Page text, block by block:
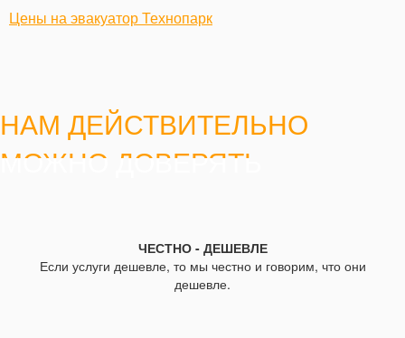
Цены на эвакуатор Технопарк
НАМ ДЕЙСТВИТЕЛЬНО
МОЖНО ДОВЕРЯТЬ
ЧЕСТНО - ДЕШЕВЛЕ
Если услуги дешевле, то мы честно и говорим, что они
дешевле.